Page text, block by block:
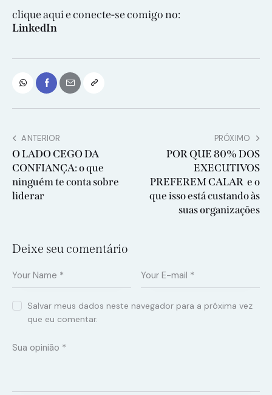
clique aqui e conecte-se comigo no:
LinkedIn
ANTERIOR
O LADO CEGO DA
CONFIANÇA: o que
ninguém te conta sobre
liderar
PRÓXIMO
POR QUE 80% DOS
EXECUTIVOS
PREFEREM CALAR e o
que isso está custando às
suas organizações
Deixe seu comentário
Salvar meus dados neste navegador para a próxima vez
que eu comentar.